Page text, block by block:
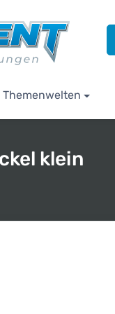
Themenwelten
klein